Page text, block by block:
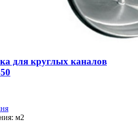
для круглых каналов
м2